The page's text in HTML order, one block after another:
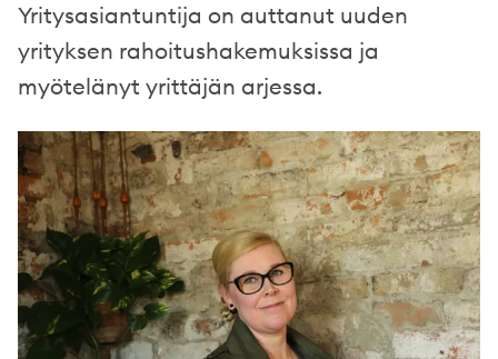
Yritysasiantuntija on auttanut uuden
yrityksen rahoitushakemuksissa ja
myötelänyt yrittäjän arjessa.